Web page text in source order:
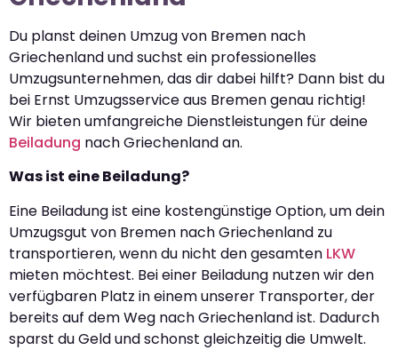
Du planst deinen Umzug von Bremen nach
Griechenland und suchst ein professionelles
Umzugsunternehmen, das dir dabei hilft? Dann bist du
bei Ernst Umzugsservice aus Bremen genau richtig!
Wir bieten umfangreiche Dienstleistungen für deine
Beiladung nach Griechenland an.
Was ist eine Beiladung?
Eine Beiladung ist eine kostengünstige Option, um dein
Umzugsgut von Bremen nach Griechenland zu
transportieren, wenn du nicht den gesamten LKW
mieten möchtest. Bei einer Beiladung nutzen wir den
verfügbaren Platz in einem unserer Transporter, der
bereits auf dem Weg nach Griechenland ist. Dadurch
sparst du Geld und schonst gleichzeitig die Umwelt.